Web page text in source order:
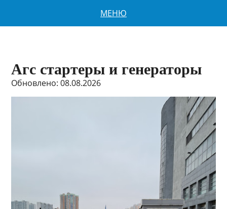
МЕНЮ
Агс стартеры и генераторы
Обновлено: 08.08.2026